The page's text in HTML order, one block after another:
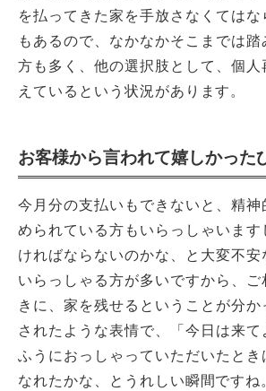
を払ってきた家を手放さなくてはな
もあるので、なかなかそこまでは踏
方も多く、他の選択肢として、個人
えているという状況があります。
お客様から言われて嬉しかった
今月分の支払いもできないと、精
められている方もいらっしゃいます
ければならないのかな、と大変不安
いらっしゃる方が多いですから、ご
きに、家を残せるということが分
されたような表情で、「今日は来て
ふうにおっしゃっていただいたとき
なれたかな、とうれしい瞬間ですね